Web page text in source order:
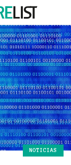
NOTICIAS